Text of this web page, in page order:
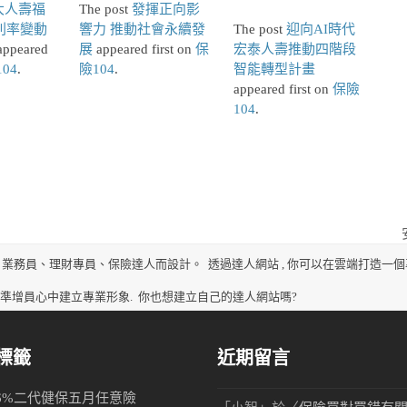
人壽福
率變動
.
The post 發揮正向影
響力 推動社會永續發
展appeared first on 保
險104.
The post 迎向AI時代
宏泰人壽推動四階段
智能轉型計畫
appeared first on 保險
104.
務員、理財專員、保險達人而設計。 透過達人網站 , 你可以在雲端打造一
增員心中建立專業形象. 你也想建立自己的達人網站嗎?
籤
二代健保五月 任意險
近期留言